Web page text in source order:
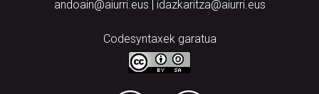
andoain@aiurri.eus | idazkaritza@aiurri.eus
Codesyntaxek garatua